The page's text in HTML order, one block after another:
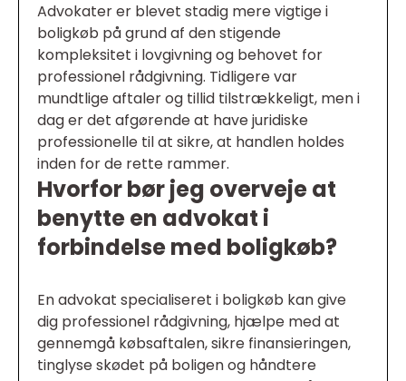
Advokater er blevet stadig mere vigtige i
boligkøb på grund af den stigende
kompleksitet i lovgivning og behovet for
professionel rådgivning. Tidligere var
mundtlige aftaler og tillid tilstrækkeligt, men i
dag er det afgørende at have juridiske
professionelle til at sikre, at handlen holdes
inden for de rette rammer.
Hvorfor bør jeg overveje at
benytte en advokat i
forbindelse med boligkøb?
En advokat specialiseret i boligkøb kan give
dig professionel rådgivning, hjælpe med at
gennemgå købsaftalen, sikre finansieringen,
tinglyse skødet på boligen og håndtere